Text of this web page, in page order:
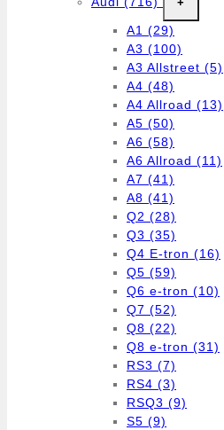
A1 (29)
A3 (100)
A3 Allstreet (5)
A4 (48)
A4 Allroad (13)
A5 (50)
A6 (58)
A6 Allroad (11)
A7 (41)
A8 (41)
Q2 (28)
Q3 (35)
Q4 E-tron (16)
Q5 (59)
Q6 e-tron (10)
Q7 (52)
Q8 (22)
Q8 e-tron (31)
RS3 (7)
RS4 (3)
RSQ3 (9)
S5 (9)